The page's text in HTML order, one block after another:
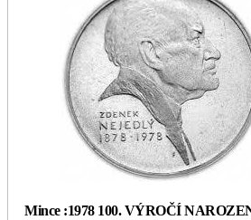
Mince :1978 100. VÝROČÍ